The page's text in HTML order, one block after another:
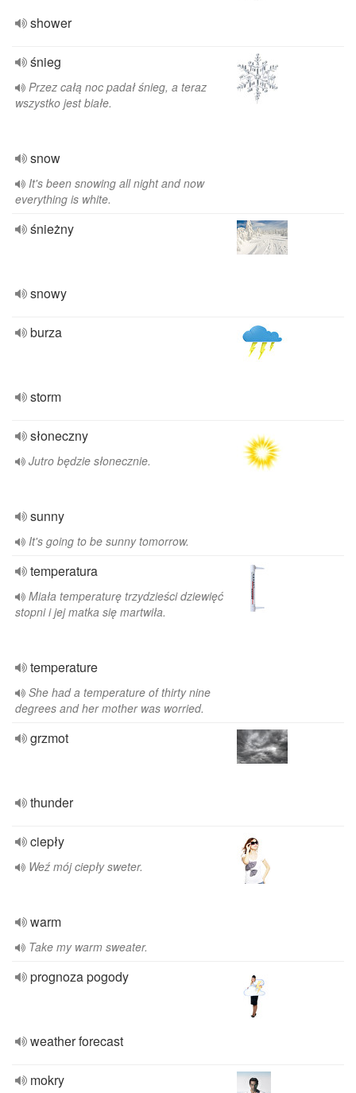
shower
śnieg
Przez całą noc padał śnieg, a teraz
wszystko jest białe.
snow
It's been snowing all night and now
everything is white.
śnieżny
snowy
burza
storm
słoneczny
Jutro będzie słonecznie.
sunny
It's going to be sunny tomorrow.
temperatura
Miała temperaturę trzydzieści dziewięć
stopni i jej matka się martwiła.
temperature
She had a temperature of thirty nine
degrees and her mother was worried.
grzmot
thunder
ciepły
Weź mój ciepły sweter.
warm
Take my warm sweater.
prognoza pogody
weather forecast
mokry